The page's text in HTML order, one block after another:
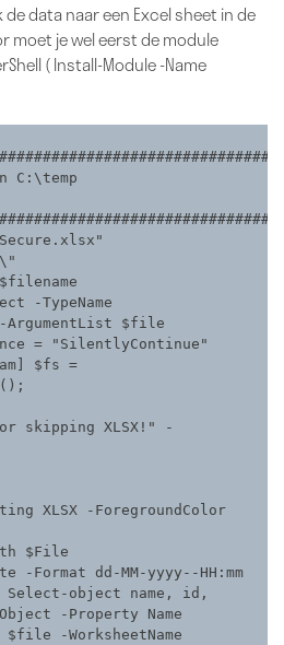
data naar een Excel sheet in de
moet je wel eerst de module
( Install-Module -Name
C:\temp
-TypeName
ArgumentList $file
= "SilentlyContinue"
$fs =
-Property Name
-WorksheetName